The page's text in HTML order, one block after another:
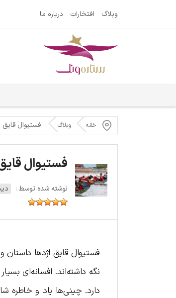
وبلاگ افتخارات درباره ما
خانه وبلاگ فستیوال
فستیوال
نوشته شده توسط :
فستیوال قایق اژدها
نگه داشته‌اند. افسانه‌ای
دارد. چینی‌ها یاد و خاطره